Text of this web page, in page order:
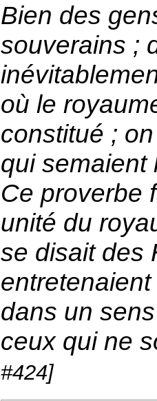
Bien des
souverains ;
où le
constitué ;
qui
Ce proverbe
unité du
se disait des
dans un
ceux qui ne
#424]